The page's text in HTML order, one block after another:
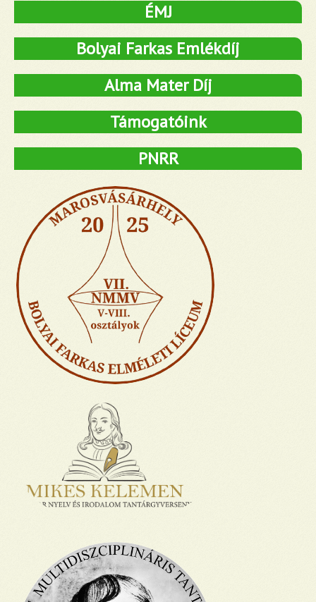
ÉMJ
Bolyai Farkas Emlékdíj
Alma Mater Díj
Támogatóink
PNRR